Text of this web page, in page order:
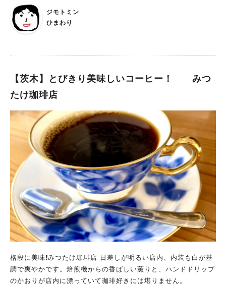
にかく、惹きつけられたのは2階のカフェスペースの天井一面の
ドライフラワー。「どうなっているんだろう？」が正直な感想。
実際、お店に伺ってみると、色とりどりのドライフラワーは、W
いだそう。お花好きのご主人が主に作られているようで「吊るし
ライフラワーに挑戦したことはあるのですが、形も色もキレイに
残せた試しがなく…。お花への愛情の違いのような気がしまし
「ヴィーガングルテンフリーモンブラン専門店」なので、モンブ
ランは外せません。モンブランメニューは、常時4種類で、通年
の和栗以外のフレーバーは不定期で内容が変わります。私がいた
だいた「ピスタチオ＆苺」はもう終了してしまったのですが、グ
ルテンフリーとは思えないほど、クリームが濃厚で、中の生クリ
ームやメレンゲは優しい味わい。実は、このメレンゲのサクサク
感が損なわれるので、“賞味期限は30分”とお客さんにお伝えして
いるそう。確かに、溶けてしまうと食感が違ってしまうので、30
分はマストかもしれません。 モンブランはカップに入れてテイ
クアウトもできますし、かわいい焼き菓子もスタンバイ。ランチ
ックしてからお店に行ってくださいね。
ジモトミン
ひまわり
【茨木】とびきり美味しいコーヒー！ みつ
たけ珈琲店
格段に美味❗️みつたけ珈琲店 日差しが明るい店内、内装も白が基
調で爽やかです。焙煎機からの香ばしい薫りと、ハンドドリップ
のかおりが店内に漂っていて珈琲好きには堪りません。